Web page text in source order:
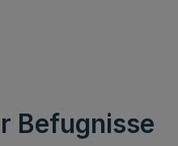
Befugnisse